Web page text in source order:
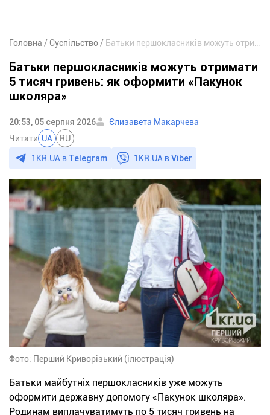
Головна Суспільство
Батьки першокласників можуть отримати
5 тисяч гривень: як оформити «Пакунок
школяра»
20:53, 05 серпня 2026
Єлизавета Макарчева
Читати UA RU
1KR.UA в Telegram 1KR.UA вViber
Фото: Перший Криворізький (ілюстрація)
Батьки майбутніх першокласників уже можуть
оформити державну допомогу «Пакунок школяра».
Родинам виплачуватимуть по 5 тисяч гривень на